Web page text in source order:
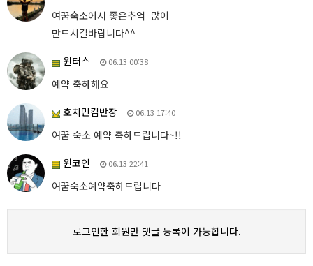
여꿈숙소에서 좋은추억 많이
만드시길바랍니다^^
윈터스
06.13 00:38
예약 축하해요
호치민킴반장
06.13 17:40
여꿈 숙소 예약 축하드립니다~!!
윈코인
06.13 22:41
여꿈숙소예약축하드립니다
로그인한 회원만 댓글 등록이 가능합니다.